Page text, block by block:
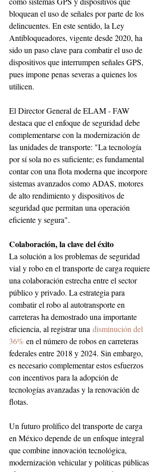
bloquean el uso de señales por parte de los
delincuentes. En este sentido, la Ley
Antibloqueadores, vigente desde 2020, ha
sido un paso clave para combatir el uso de
dispositivos que interrumpen señales GPS,
pues impone penas severas a quienes los
utilicen.
El Director General de ELAM - FAW
destaca que el enfoque de seguridad debe
complementarse con la modernización de
las unidades de transporte: "La tecnología
por sí sola no es suficiente; es fundamental
contar con una flota moderna que incorpore
sistemas avanzados como ADAS, motores
de alto rendimiento y dispositivos de
seguridad que permitan una operación
eficiente y segura".
Colaboración, la clave del éxito
La solución a los problemas de seguridad
vial y robo en el transporte de carga requiere
una colaboración estrecha entre el sector
público y privado. La estrategia para
combatir el robo al autotransporte en
carreteras ha demostrado una importante
eficiencia, al registrar una disminución del
36% en el número de robos en carreteras
federales entre 2018 y 2024. Sin embargo,
es necesario complementar estos esfuerzos
con incentivos para la adopción de
tecnologías avanzadas y la renovación de
flotas.
Un futuro prolífico del transporte de carga
en México depende de un enfoque integral
que combine innovación tecnológica,
modernización vehicular y políticas públicas